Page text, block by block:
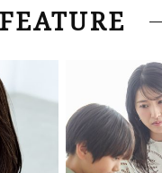
2026.4.16
ュアルすぎないが正解！40
ヘトヘトな日でも手が伸び
んで応援【優秀レシピ2選
FEATURE